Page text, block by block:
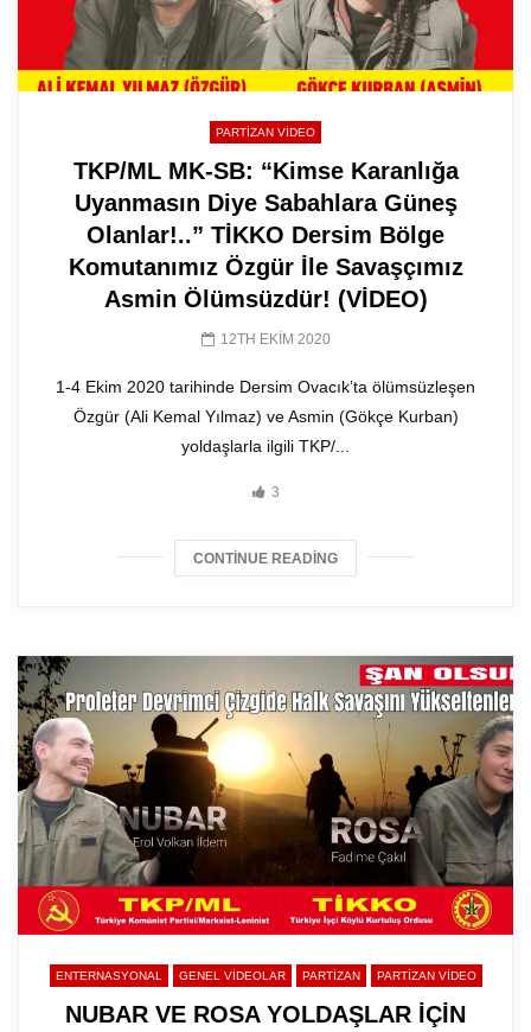
PARTIZAN VIDEO
TKP/ML MK-SB: “Kimse Karanlığa
Uyanmasın Diye Sabahlara Güneş
Olanlar!..” TİKKO Dersim Bölge
Komutanımız Özgür İle Savaşçımız
Asmin Ölümsüzdür! (VİDEO)
12TH EKIM 2020
1-4 Ekim 2020 tarihinde Dersim Ovacık’ta ölümsüzleşen
Özgür (Ali Kemal Yılmaz) ve Asmin (Gökçe Kurban)
yoldaşlarla ilgili TKP/...
3
CONTINUE READING
ENTERNASYONAL GENEL VIDEOLAR PARTİZAN PARTIZAN VIDEO
NUBAR VE ROSA YOLDAŞLAR İÇİN